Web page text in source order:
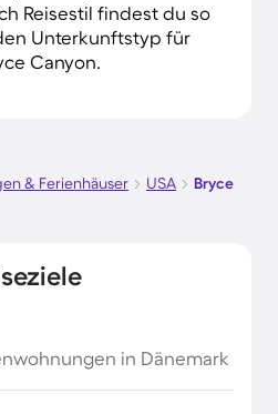
Reisestil findest du so
Unterkunftstyp für
Canyon.
& Ferienhäuser USA
Bryce
in Dänemark